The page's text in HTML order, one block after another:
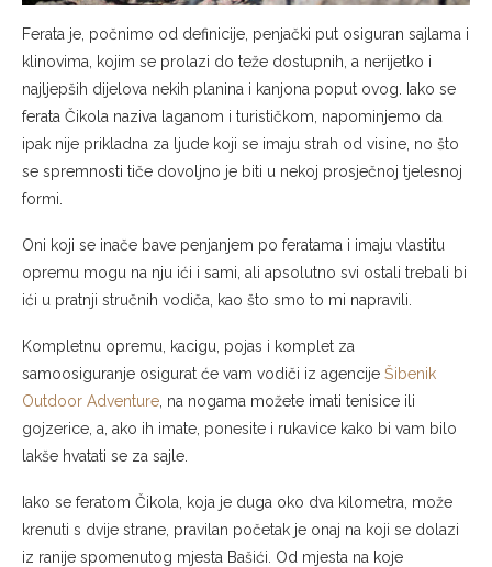
Ferata je, počnimo od definicije, penjački put osiguran sajlama i
klinovima, kojim se prolazi do teže dostupnih, a nerijetko i
najljepših dijelova nekih planina i kanjona poput ovog. Iako se
ferata Čikola naziva laganom i turističkom, napominjemo da
ipak nije prikladna za ljude koji se imaju strah od visine, no što
se spremnosti tiče dovoljno je biti u nekoj prosječnoj tjelesnoj
formi.
Oni koji se inače bave penjanjem po feratama i imaju vlastitu
opremu mogu na nju ići i sami, ali apsolutno svi ostali trebali bi
ići u pratnji stručnih vodiča, kao što smo to mi napravili.
Kompletnu opremu, kacigu, pojas i komplet za
samoosiguranje osigurat će vam vodiči iz agencije Šibenik
Outdoor Adventure , na nogama možete imati tenisice ili
gojzerice, a, ako ih imate, ponesite i rukavice kako bi vam bilo
lakše hvatati se za sajle.
Iako se feratom Čikola, koja je duga oko dva kilometra, može
krenuti s dvije strane, pravilan početak je onaj na koji se dolazi
iz ranije spomenutog mjesta Bašići. Od mjesta na koje